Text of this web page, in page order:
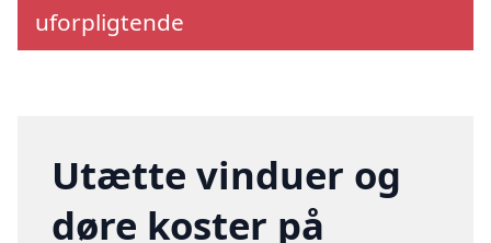
uforpligtende
Utætte vinduer og
døre koster på